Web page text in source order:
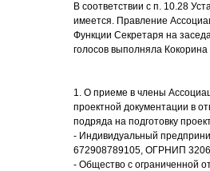
В соответствии с п. 10.28
имеется. Правление
Функции Секретаря на
голосов выполняла
1. О приеме в члены
проектной документации в
подряда на подготовку
- Индивидуальный
672908789105, ОГРНИП
- Общество с ограниченной